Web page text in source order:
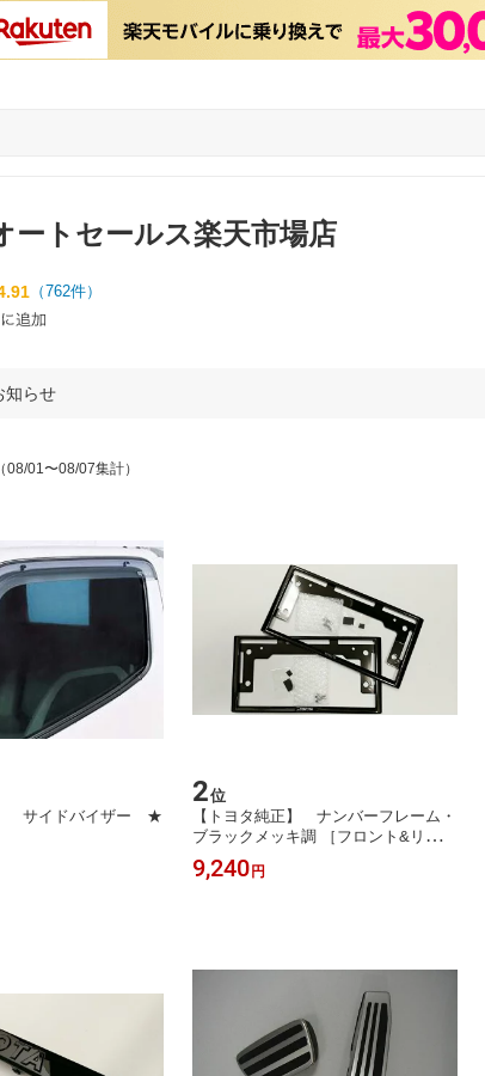
ートセールス楽天市場店
（762件）
知らせ
（08/01〜08/07集計）
】 サイドバイザー ★
2位
【トヨタ純正】 ナンバーフレーム・
ブラックメッキ調 ［フロント&リヤ2
枚セット］
9,240 円